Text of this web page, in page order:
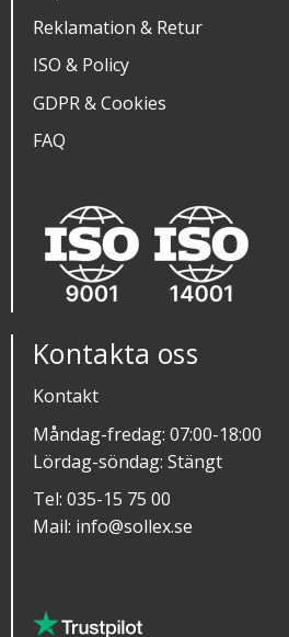
Reklamation & Retur
ISO & Policy
GDPR & Cookies
FAQ
Kontakta oss
Kontakt
Måndag-fredag: 07:00-18:00
Lördag-söndag: Stängt
Tel: 035-15 75 00
Mail: info@sollex.se